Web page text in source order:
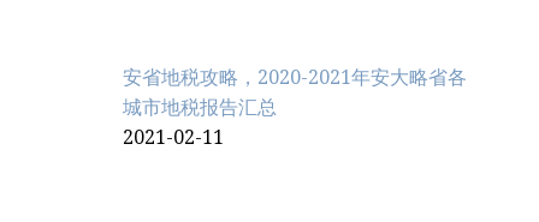
安省地税攻略，2020-2021年安大略省各
城市地税报告汇总
2021-02-11